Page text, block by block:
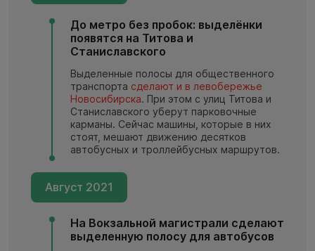
До метро без пробок: выделёнки
появятся на Титова и
Станиславского
Выделенные полосы для общественного
транспорта сделают и в левобережье
Новосибирска. При этом с улиц Титова и
Станиславского уберут парковочные
карманы. Сейчас машины, которые в них
стоят, мешают движению десятков
автобусных и троллейбусных маршрутов.
Август 2021
На Вокзальной магистрали сделают
выделенную полосу для автобусов